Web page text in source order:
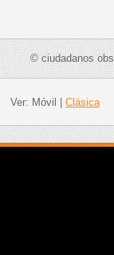
© ciudadanos
Ver: Móvil Clásica